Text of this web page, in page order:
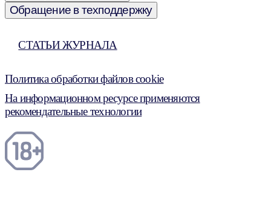
Обращение в техподдержку
СТАТЬИ ЖУРНАЛА
Политика обработки файлов cookie
На информационном ресурсе применяются
рекомендательные технологии